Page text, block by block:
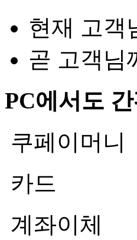
현재 고객
곧 고객님
PC에서도
쿠페이머니
카드
계좌이체